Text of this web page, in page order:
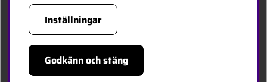
HANDLA TRYGGT
Inställningar
Godkänn och stäng